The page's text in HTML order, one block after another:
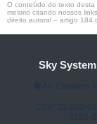
O conteúdo do texto desta
mesmo citando nossos
direito autoral – artigo 184
Sky